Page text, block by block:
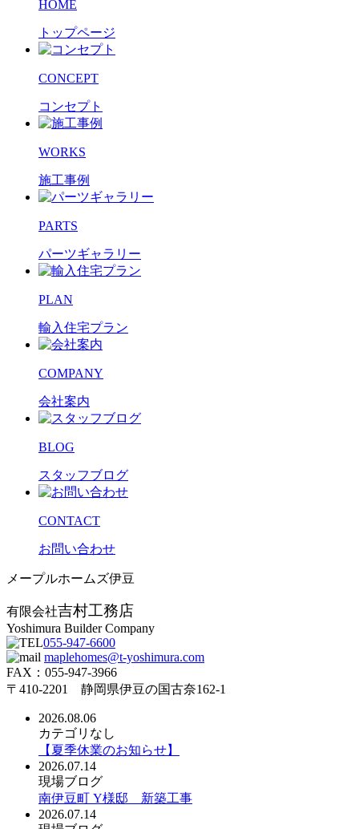
HOME
トップページ
CONCEPT
コンセプト
WORKS
施工事例
PARTS
パーツギャラリー
PLAN
輸入住宅プラン
COMPANY
会社案内
BLOG
スタッフブログ
CONTACT
お問い合わせ
メープルホームズ伊豆
有限会社吉村工務店
Yoshimura Builder Company
055-947-6600
maplehomes@t-yoshimura.com
FAX：055-947-3966
〒410-2201 静岡県伊豆の国古奈162-1
2026.08.06
カテゴリなし
【夏季休業のお知らせ】
2026.07.14
現場ブログ
南伊豆町 Y様邸 新築工事
2026.07.14